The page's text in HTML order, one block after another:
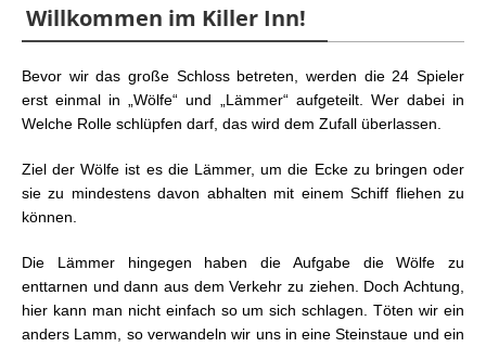
Willkommen im Killer Inn!
Bevor wir das große Schloss betreten, werden die 24 Spieler
erst einmal in „Wölfe“ und „Lämmer“ aufgeteilt. Wer dabei in
Welche Rolle schlüpfen darf, das wird dem Zufall überlassen.
Ziel der Wölfe ist es die Lämmer, um die Ecke zu bringen oder
sie zu mindestens davon abhalten mit einem Schiff fliehen zu
können.
Die Lämmer hingegen haben die Aufgabe die Wölfe zu
enttarnen und dann aus dem Verkehr zu ziehen. Doch Achtung,
hier kann man nicht einfach so um sich schlagen. Töten wir ein
anders Lamm, so verwandeln wir uns in eine Steinstaue und ein